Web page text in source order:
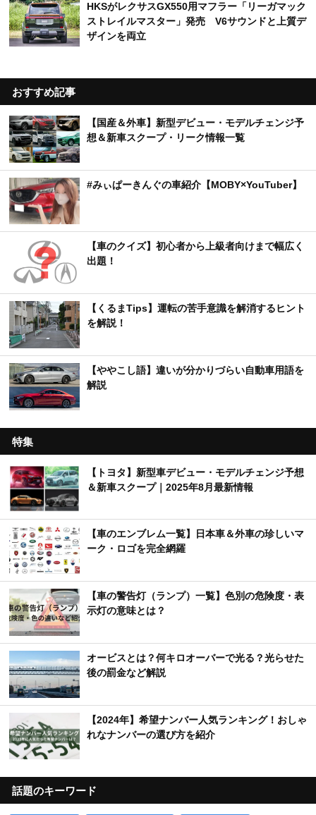
HKSがレクサスGX550用マフラー「リーガマック
ストレイルマスター」発売 V6サウンドと上質デ
ザインを両立
おすすめ記事
【国産＆外車】新型デビュー・モデルチェンジ予
想＆新車スクープ・リーク情報一覧
#みぃぱーきんぐの車紹介【MOBY×YouTuber】
【車のクイズ】初心者から上級者向けまで幅広く
出題！
【くるまTips】運転の苦手意識を解消するヒント
を解説！
【ややこし語】違いが分かりづらい自動車用語を
解説
特集
【トヨタ】新型車デビュー・モデルチェンジ予想
＆新車スクープ｜2025年8月最新情報
【車のエンブレム一覧】日本車＆外車の珍しいマ
ーク・ロゴを完全網羅
【車の警告灯（ランプ）一覧】色別の危険度・表
示灯の意味とは？
オービスとは？何キロオーバーで光る？光らせた
後の罰金など解説
【2024年】希望ナンバー人気ランキング！おしゃ
れなナンバーの選び方を紹介
話題のキーワード